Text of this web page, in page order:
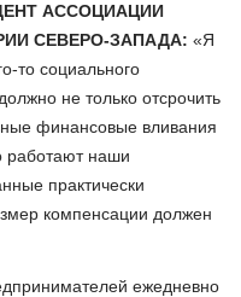
АССОЦИАЦИИ
СЕВЕРО-ЗАПАДА: «Я
то социального
не только отсрочить
финансовые вливания
работают наши
практически
компенсации должен
ежедневно